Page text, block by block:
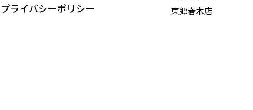
プライバシーポリシー
東郷春木店